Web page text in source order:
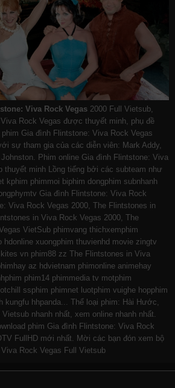
Viva Rock Vegas 2000 Full Vietsub,
Rock Vegas được thuyết minh, phụ đề
Gia đình Flintstone: Viva Rock Vegas
sự tham gia của các diễn viên: Mark Addy,
Phim online Gia đình Flintstone: Viva
thuyết minh Lồng tiếng bởi các subteam như
kphim phimmoi biphim dongphim subnhanh
Gia đình Flintstone: Viva Rock
Viva Rock Vegas 2000, The Flintstones in
in Viva Rock Vegas 2000, The
VietSub phimvang thichxemphim
hdonline xuongphim thuvienhd movie zingtv
kites vn phim88 zz The Flintstones in Viva
az hdvietnam phimonline animehay
phim14 phimmedia tv motphim
ssphim phimnet luotphim vuighe hopphim
kungfu hhpanda ... Thể loại phim: Hài Hước,
nhanh nhất, xem online nhanh nhất.
phim Gia đình Flintstone: Viva Rock
FullHD mới nhất. Mời các bạn đón xem bộ
Rock Vegas Full Vietsub